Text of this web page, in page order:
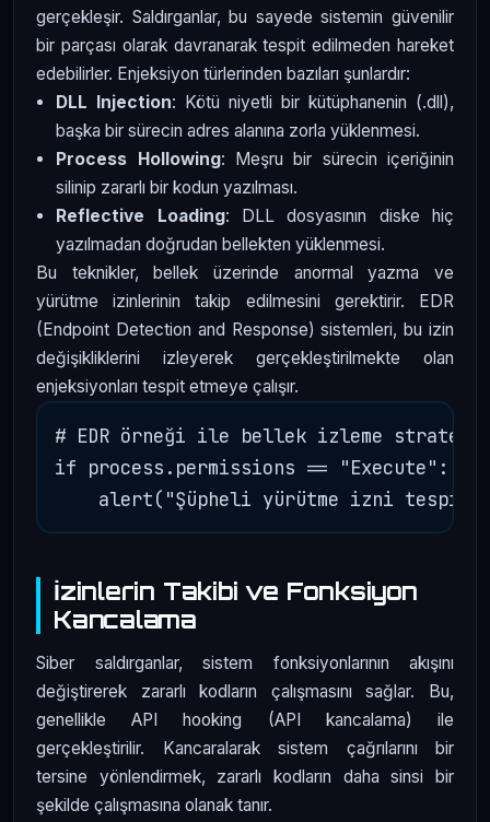
gerçekleşir. Saldırganlar, bu sayede sistemin güvenilir
bir parçası olarak davranarak tespit edilmeden hareket
edebilirler. Enjeksiyon türlerinden bazıları şunlardır:
DLL Injection: Kötü niyetli bir kütüphanenin (.dll),
başka bir sürecin adres alanına zorla yüklenmesi.
Process Hollowing: Meşru bir sürecin içeriğinin
silinip zararlı bir kodun yazılması.
Reflective Loading: DLL dosyasının diske hiç
yazılmadan doğrudan bellekten yüklenmesi.
Bu teknikler, bellek üzerinde anormal yazma ve
yürütme izinlerinin takip edilmesini gerektirir. EDR
(Endpoint Detection and Response) sistemleri, bu izin
değişikliklerini izleyerek gerçekleştirilmekte olan
enjeksiyonları tespit etmeye çalışır.
# EDR örneği ile bellek izleme
if process.permissions == "Execute":
İzinlerin Takibi ve Fonksiyon
Kancalama
Siber saldırganlar, sistem fonksiyonlarının akışını
değiştirerek zararlı kodların çalışmasını sağlar. Bu,
genellikle API hooking (API kancalama) ile
gerçekleştirilir. Kancaralarak sistem çağrılarını bir
tersine yönlendirmek, zararlı kodların daha sinsi bir
şekilde çalışmasına olanak tanır.